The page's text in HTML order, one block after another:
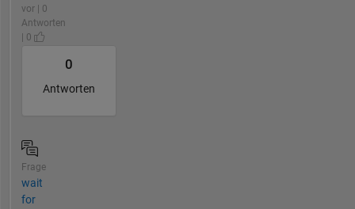
vor | 0
Antworten
| 0
0
Antworten
Frage
wait
for